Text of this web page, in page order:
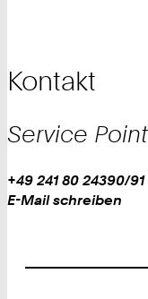
Kontakt
Service Point
Work
Telefon:
+
+49 241 80 24390/91
Work
E-Mail schreiben